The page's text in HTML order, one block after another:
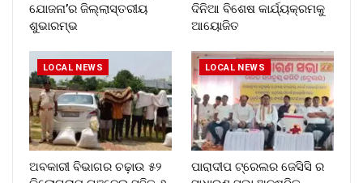
ଯୋଜନା’ର ଜିଲ୍ଲାସ୍ତରୀୟ
ଶୁଭାରମ୍ଭ
ଦିନିଆ ବିଶେଷ କାର୍ଯ୍ୟକ୍ରମକୁ
ଆୟୋଜିତ
LOCAL NEWS
ଅବକାରୀ ବିଭାଗର ଚଢ଼ାଉ ୫୨
LOCAL NEWS
ପାରାଦୀପ ଟ୍ରେଲର ଜେସିସି ର